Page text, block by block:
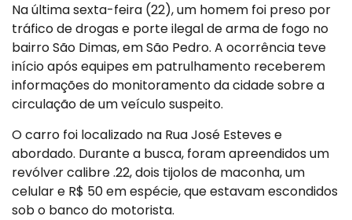
Na última sexta-feira (22), um homem foi preso por
tráfico de drogas e porte ilegal de arma de fogo no
bairro São Dimas, em São Pedro. A ocorrência teve
início após equipes em patrulhamento receberem
informações do monitoramento da cidade sobre a
circulação de um veículo suspeito.
O carro foi localizado na Rua José Esteves e
abordado. Durante a busca, foram apreendidos um
revólver calibre .22, dois tijolos de maconha, um
celular e R$ 50 em espécie, que estavam escondidos
sob o banco do motorista.